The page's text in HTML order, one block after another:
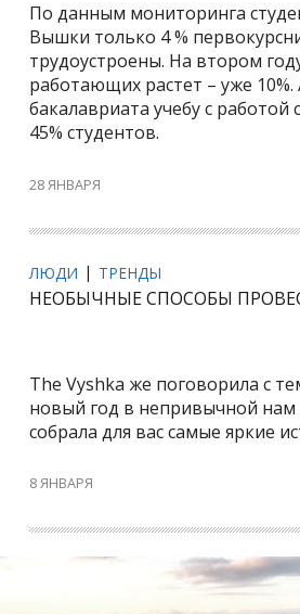
По данным мониторинга
Вышки только 4 %
трудоустроены. На втором
работающих растет – уже 10%.
бакалавриата учебу с
45% студентов.
28 ЯНВАРЯ
ЛЮДИ ТРЕНДЫ
НЕОБЫЧНЫЕ СПОСОБЫ
The Vyshka же поговорила с
новый год в непривычной нам
собрала для вас самые яркие
8 ЯНВАРЯ